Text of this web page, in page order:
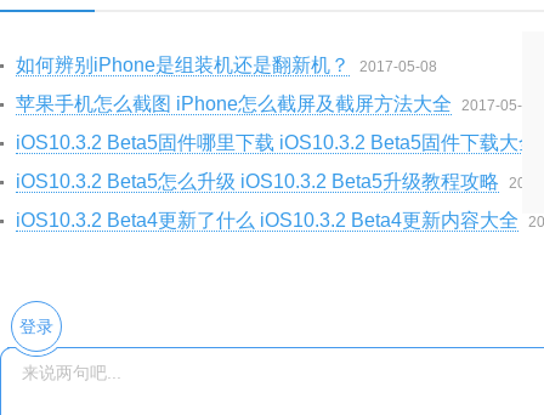
如何辨别iPhone是组装机还是翻新机？ 2017-05-08
苹果手机怎么截图 iPhone怎么截屏及截屏方法大全 2017-05-02
iOS10.3.2 Beta5固件哪里下载 iOS10.3.2 Beta5固件下载大全
iOS10.3.2 Beta5怎么升级 iOS10.3.2 Beta5升级教程攻略
iOS10.3.2 Beta4更新了什么 iOS10.3.2 Beta4更新内容大全
登录